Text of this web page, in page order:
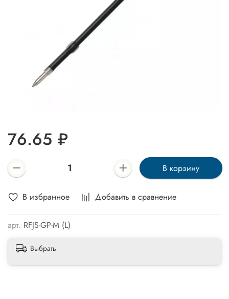
В избранное Добавить в сравнение
арт. RFJS-GP-M (L)
76.65 ₽
В корзину
Выбрать